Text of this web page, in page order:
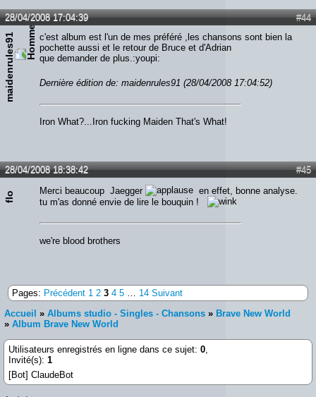
#44
28/04/2008 17:04:39
maidenrules91
c'est album est l'un de mes préféré ,les chansons sont bien la
pochette aussi et le retour de Bruce et d'Adrian
que demander de plus.:youpi:
Dernière édition de: maidenrules91 (28/04/2008 17:04:52)
Iron What?...Iron fucking Maiden That's What!
#45
28/04/2008 18:38:42
flo Merci beaucoup Jaegger
en effet, bonne analyse.
tu m'as donné envie de lire le bouquin !
we're blood brothers
Pages: Précédent 1 2 3 4 5 14 Suivant
Accueil » Albums studio - Singles - Chansons » Brave New World
» Album Brave New World
Utilisateurs enregistrés en ligne dans ce sujet: 0
Invité(s): 1
[Bot] ClaudeBot